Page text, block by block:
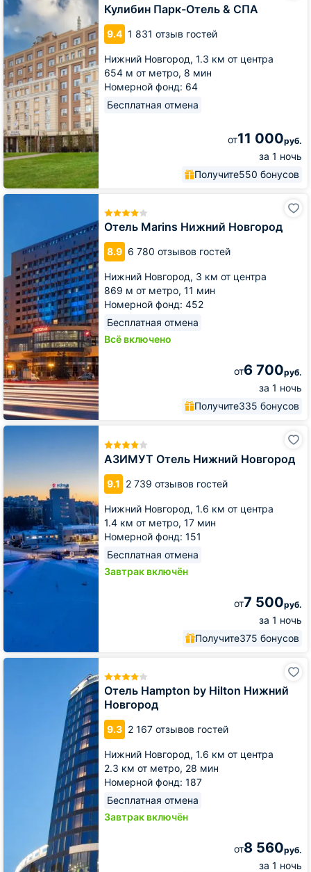
Кулибин Парк-Отель & СПА
9.4 1 831 отзыв гостей
Нижний Новгород, 1.3 км от центра
654 м от метро, 8 мин
Номерной фонд: 64
Бесплатная отмена
от11 000руб.
за 1 ночь
Получите550 бонусов
Отель
&
СПА
Отель Marins Нижний Новгород
8.9 6 780 отзывов гостей
Нижний Новгород, 3 км от центра
869 м от метро, 11 мин
Номерной фонд: 452
Бесплатная отмена
Всё включено
от6 700руб.
за 1 ночь
Получите335 бонусов
Отель
АЗИМУТ Отель Нижний Новгород
9.1 2 739 отзывов гостей
Нижний Новгород, 1.6 км от центра
1.4 км от метро, 17 мин
Номерной фонд: 151
Бесплатная отмена
Завтрак включён
от7 500руб.
за 1 ночь
Получите375 бонусов
АЗИМУТ
Отель Hampton by Hilton Нижний
Новгород
9.3 2 167 отзывов гостей
Нижний Новгород, 1.6 км от центра
2.3 км от метро, 28 мин
Номерной фонд: 187
Бесплатная отмена
Завтрак включён
от8 560руб.
за 1 ночь
Отель